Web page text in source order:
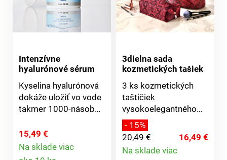
Intenzívne
hyalurónové sérum
Kyselina hyalurónová
dokáže uložiť vo vode
takmer 1000-násobok
hmotnosti. To
prospieva pokožke: jej
zásoby vlhkosti sú
15,49 €
Na sklade viac
3dielna sada
kozmetických tašiek
3 ks kozmetických
taštičiek
vysokoelegantného
saténového vzhľadu v
luxusnej kombinácii
farby a potlače.
- 15%
20,49 €
16,49 €
Na sklade viac